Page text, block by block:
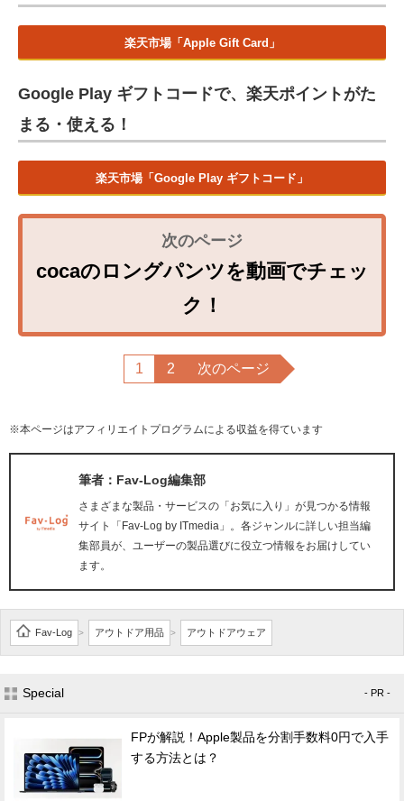
楽天市場「Apple Gift Card」
Google Play ギフトコードで、楽天ポイントがた
まる・使える！
楽天市場「Google Play ギフトコード」
cocaのロングパンツを動画でチェッ
ク！
1 2 次のページ
※本ページはアフィリエイトプログラムによる収益を得ています
筆者：Fav-Log編集部
さまざまな製品・サービスの「お気に入り」が見つかる情報
サイト「Fav-Log by ITmedia」。各ジャンルに詳しい担当編
集部員が、ユーザーの製品選びに役立つ情報をお届けしてい
ます。
Fav-Log > アウトドア用品 > アウトドアウェア
Special - PR -
FPが解説！Apple製品を分割手数料0円で入手
する方法とは？